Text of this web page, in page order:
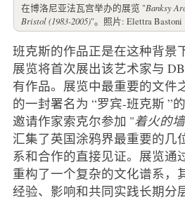
在博洛尼亚法瓦宫举办的展览 "Banksy
Bristol (1983-2005)"。照片: Elettra Bastoni
班克斯的作品正是在这种背景
展览将首次展出该艺术家与
有作品。展览中最重要的文件
的一封署名为 “罗宾-班克斯 ”
邀请作家索克尔参加 "着火的墙
汇集了英国涂鸦界最重要的几
系和合作的直接见证。展览通
重构了一个复杂的文化谱系，
经验、影响和共同实践长期分